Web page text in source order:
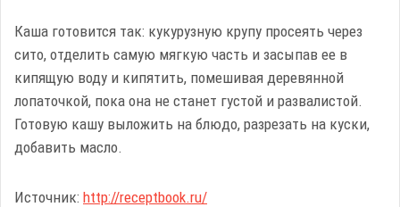
Каша готовится так: кукурузную крупу просеять через
сито, отделить самую мягкую часть и засыпав ее в
кипящую воду и кипятить, помешивая деревянной
лопаточкой, пока она не станет густой и развалистой.
Готовую кашу выложить на блюдо, разрезать на куски,
добавить масло.
Источник: http://receptbook.ru/